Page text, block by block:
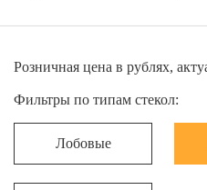
Розничная цена в рублях,
Фильтры по типам стекол:
Лобовые